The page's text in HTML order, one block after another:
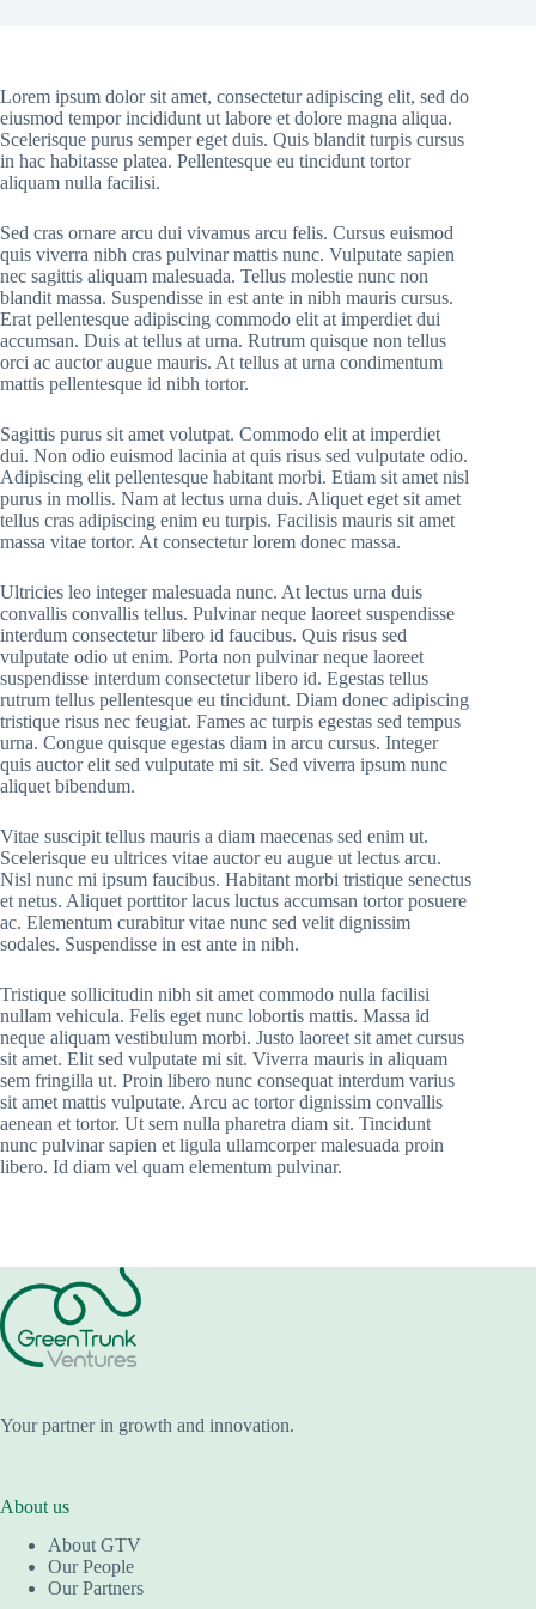
Lorem ipsum dolor sit amet, consectetur adipiscing elit, sed do
eiusmod tempor incididunt ut labore et dolore magna aliqua.
Scelerisque purus semper eget duis. Quis blandit turpis cursus
in hac habitasse platea. Pellentesque eu tincidunt tortor
aliquam nulla facilisi.
Sed cras ornare arcu dui vivamus arcu felis. Cursus euismod
quis viverra nibh cras pulvinar mattis nunc. Vulputate sapien
nec sagittis aliquam malesuada. Tellus molestie nunc non
blandit massa. Suspendisse in est ante in nibh mauris cursus.
Erat pellentesque adipiscing commodo elit at imperdiet dui
accumsan. Duis at tellus at urna. Rutrum quisque non tellus
orci ac auctor augue mauris. At tellus at urna condimentum
mattis pellentesque id nibh tortor.
Sagittis purus sit amet volutpat. Commodo elit at imperdiet
dui. Non odio euismod lacinia at quis risus sed vulputate odio.
Adipiscing elit pellentesque habitant morbi. Etiam sit amet nisl
purus in mollis. Nam at lectus urna duis. Aliquet eget sit amet
tellus cras adipiscing enim eu turpis. Facilisis mauris sit amet
massa vitae tortor. At consectetur lorem donec massa.
Ultricies leo integer malesuada nunc. At lectus urna duis
convallis convallis tellus. Pulvinar neque laoreet suspendisse
interdum consectetur libero id faucibus. Quis risus sed
vulputate odio ut enim. Porta non pulvinar neque laoreet
suspendisse interdum consectetur libero id. Egestas tellus
rutrum tellus pellentesque eu tincidunt. Diam donec adipiscing
tristique risus nec feugiat. Fames ac turpis egestas sed tempus
urna. Congue quisque egestas diam in arcu cursus. Integer
quis auctor elit sed vulputate mi sit. Sed viverra ipsum nunc
aliquet bibendum.
Vitae suscipit tellus mauris a diam maecenas sed enim ut.
Scelerisque eu ultrices vitae auctor eu augue ut lectus arcu.
Nisl nunc mi ipsum faucibus. Habitant morbi tristique senectus
et netus. Aliquet porttitor lacus luctus accumsan tortor posuere
ac. Elementum curabitur vitae nunc sed velit dignissim
sodales. Suspendisse in est ante in nibh.
Tristique sollicitudin nibh sit amet commodo nulla facilisi
nullam vehicula. Felis eget nunc lobortis mattis. Massa id
neque aliquam vestibulum morbi. Justo laoreet sit amet cursus
sit amet. Elit sed vulputate mi sit. Viverra mauris in aliquam
sem fringilla ut. Proin libero nunc consequat interdum varius
sit amet mattis vulputate. Arcu ac tortor dignissim convallis
aenean et tortor. Ut sem nulla pharetra diam sit. Tincidunt
nunc pulvinar sapien et ligula ullamcorper malesuada proin
libero. Id diam vel quam elementum pulvinar.
Your partner in growth and innovation.
About us
About GTV
Our People
Our Partners